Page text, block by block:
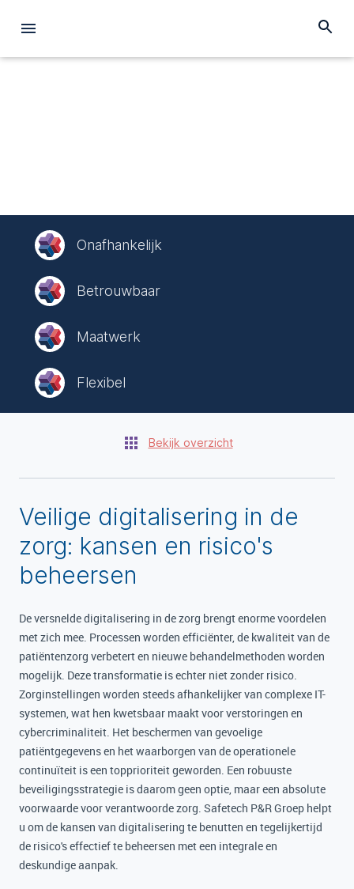
Onafhankelijk
Betrouwbaar
Maatwerk
Flexibel
Bekijk overzicht
Veilige digitalisering in de
zorg: kansen en risico's
beheersen
De versnelde digitalisering in de zorg brengt enorme voordelen
met zich mee. Processen worden efficiënter, de kwaliteit van de
patiëntenzorg verbetert en nieuwe behandelmethoden worden
mogelijk. Deze transformatie is echter niet zonder risico.
Zorginstellingen worden steeds afhankelijker van complexe IT-
systemen, wat hen kwetsbaar maakt voor verstoringen en
cybercriminaliteit. Het beschermen van gevoelige
patiëntgegevens en het waarborgen van de operationele
continuïteit is een topprioriteit geworden. Een robuuste
beveiligingsstrategie is daarom geen optie, maar een absolute
voorwaarde voor verantwoorde zorg. Safetech P&R Groep helpt
u om de kansen van digitalisering te benutten en tegelijkertijd
de risico's effectief te beheersen met een integrale en
deskundige aanpak.